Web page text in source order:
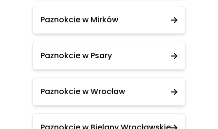
Paznokcie w Mirków
Paznokcie w Psary
Paznokcie w Wrocław